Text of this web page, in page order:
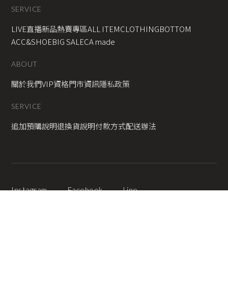
SERVICE
LIVE直播新品熱賣專區ALL ITEMCLOTHINGBOTTOM
ACC&SHOEBIG SALECA made
ABOUT
關於我們VIP資格門市資訊隱私政策
SERVICE
追加預購說明退換貨說明付款方式配送辦法
Instagram Facebook Line